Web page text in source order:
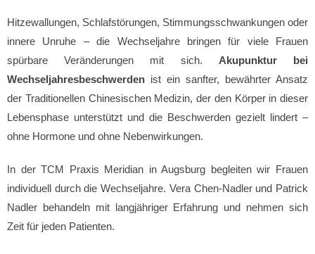
Hitzewallungen, Schlafstörungen, Stimmungsschwankungen oder
innere Unruhe – die Wechseljahre bringen für viele Frauen
spürbare Veränderungen mit sich. Akupunktur bei
Wechseljahresbeschwerden ist ein sanfter, bewährter Ansatz
der Traditionellen Chinesischen Medizin, der den Körper in dieser
Lebensphase unterstützt und die Beschwerden gezielt lindert –
ohne Hormone und ohne Nebenwirkungen.
In der TCM Praxis Meridian in Augsburg begleiten wir Frauen
individuell durch die Wechseljahre. Vera Chen-Nadler und Patrick
Nadler behandeln mit langjähriger Erfahrung und nehmen sich
Zeit für jeden Patienten.